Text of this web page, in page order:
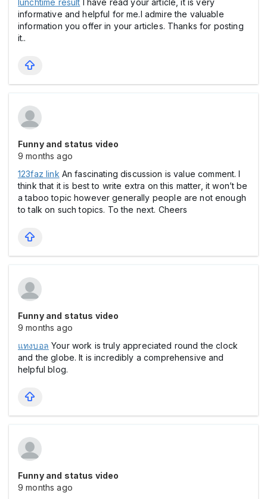
informative and helpful for me.I admire the valuable
information you offer in your articles. Thanks for posting
it..
Funny and status video
9 months ago
123faz link An fascinating discussion is value comment. I
think that it is best to write extra on this matter, it won’t be
a taboo topic however generally people are not enough
to talk on such topics. To the next. Cheers
Funny and status video
9 months ago
แทงบอล Your work is truly appreciated round the clock
and the globe. It is incredibly a comprehensive and
helpful blog.
Funny and status video
9 months ago